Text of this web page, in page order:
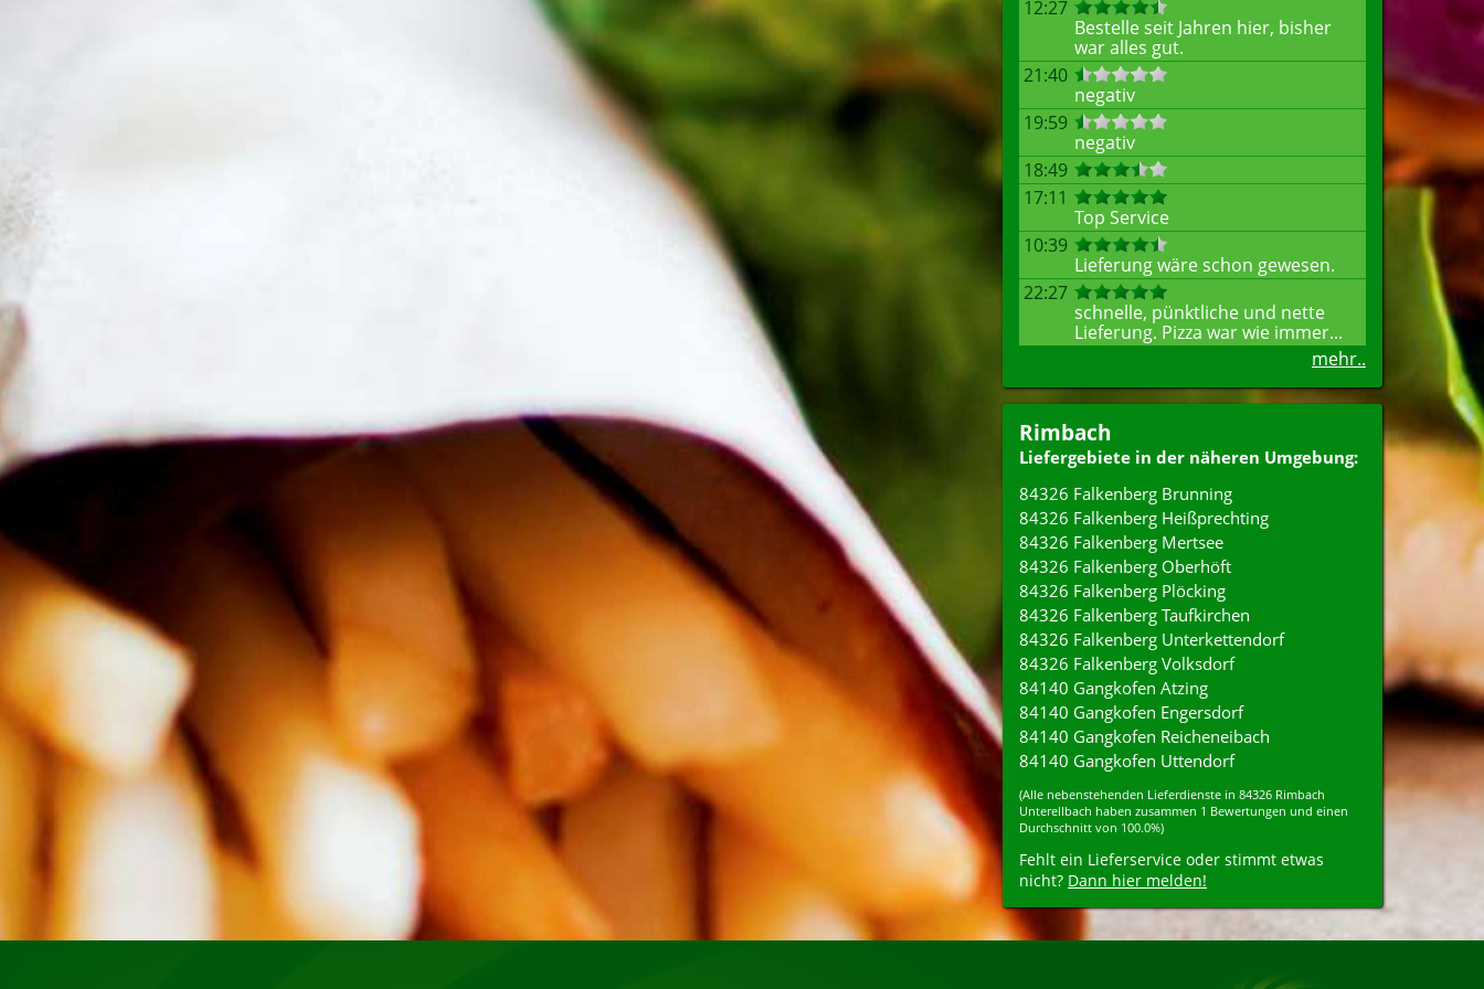
12:27
Bestelle seit Jahren hier, bisher
war alles gut.
21:40
negativ
19:59
negativ
18:49
17:11
Top Service
10:39
Lieferung wäre schon gewesen.
22:27
schnelle, pünktliche und nette
Lieferung. Pizza war wie immer...
mehr..
Rimbach
Liefergebiete in der näheren Umgebung:
84326 Falkenberg Brunning
84326 Falkenberg Heißprechting
84326 Falkenberg Mertsee
84326 Falkenberg Oberhöft
84326 Falkenberg Plöcking
84326 Falkenberg Taufkirchen
84326 Falkenberg Unterkettendorf
84326 Falkenberg Volksdorf
84140 Gangkofen Atzing
84140 Gangkofen Engersdorf
84140 Gangkofen Reicheneibach
84140 Gangkofen Uttendorf
(Alle nebenstehenden Lieferdienste in 84326 Rimbach
Unterellbach haben zusammen 1 Bewertungen und einen
Durchschnitt von 100.0%)
Fehlt ein Lieferservice oder stimmt etwas
nicht? Dann hier melden!